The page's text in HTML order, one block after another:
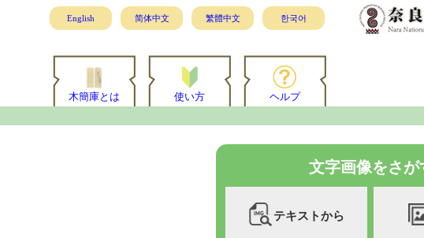
English 简体中文 繁體中文 한국어
木簡庫とは 使い方 ヘルプ
文字画像をさが
テキストから